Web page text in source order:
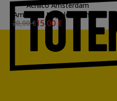
Acrilico Amsterdam
Amarelho Napoles Vermelo
Claro 500 ml.
20,00 €15,00 €